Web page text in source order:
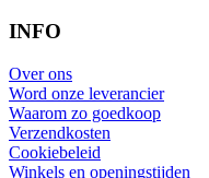
INFO
Over ons
Word onze leverancier
Waarom zo goedkoop
Verzendkosten
Cookiebeleid
Winkels en openingstijden